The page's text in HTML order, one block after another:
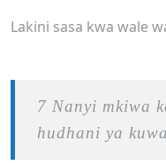
Lakini sasa kwa wale
7 Nanyi mkiwa
hudhani ya